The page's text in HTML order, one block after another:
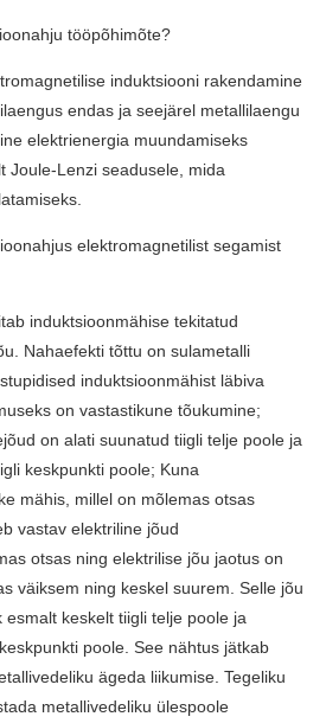
tööpõhimõte?
induktsiooni rakendamine
endas ja seejärel metallilaengu
elektrienergia muundamiseks
Joule-Lenzi seadusele, mida
elektromagnetilist segamist
induktsioonmähise tekitatud
Nahaefekti tõttu on sulametalli
induktsioonmähist läbiva
on vastastikune tõukumine;
on alati suunatud tiigli telje poole ja
keskpunkti poole; Kuna
mähis, millel on mõlemas otsas
vastav elektriline jõud
otsas ning elektrilise jõu jaotus on
väiksem ning keskel suurem. Selle jõu
esmalt keskelt tiigli telje poole ja
poole. See nähtus jätkab
ägeda liikumise. Tegeliku
metallivedeliku ülespoole